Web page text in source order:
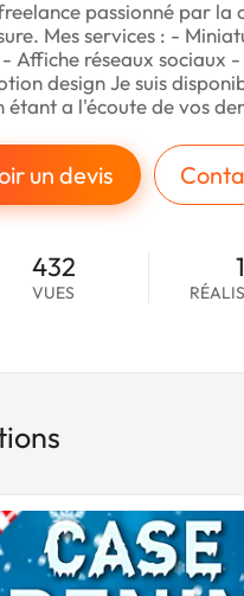
passionné par la
Mes services : -
Affiche réseaux sociaux
design Je suis
étant a l'écoute de vos
un devis
432
VUES